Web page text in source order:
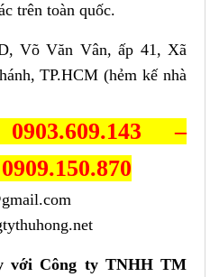
trên toàn quốc.
Võ Văn Vân, ấp 41, Xã
TP.HCM (hẻm kế nhà
–
với Công ty TNHH TM